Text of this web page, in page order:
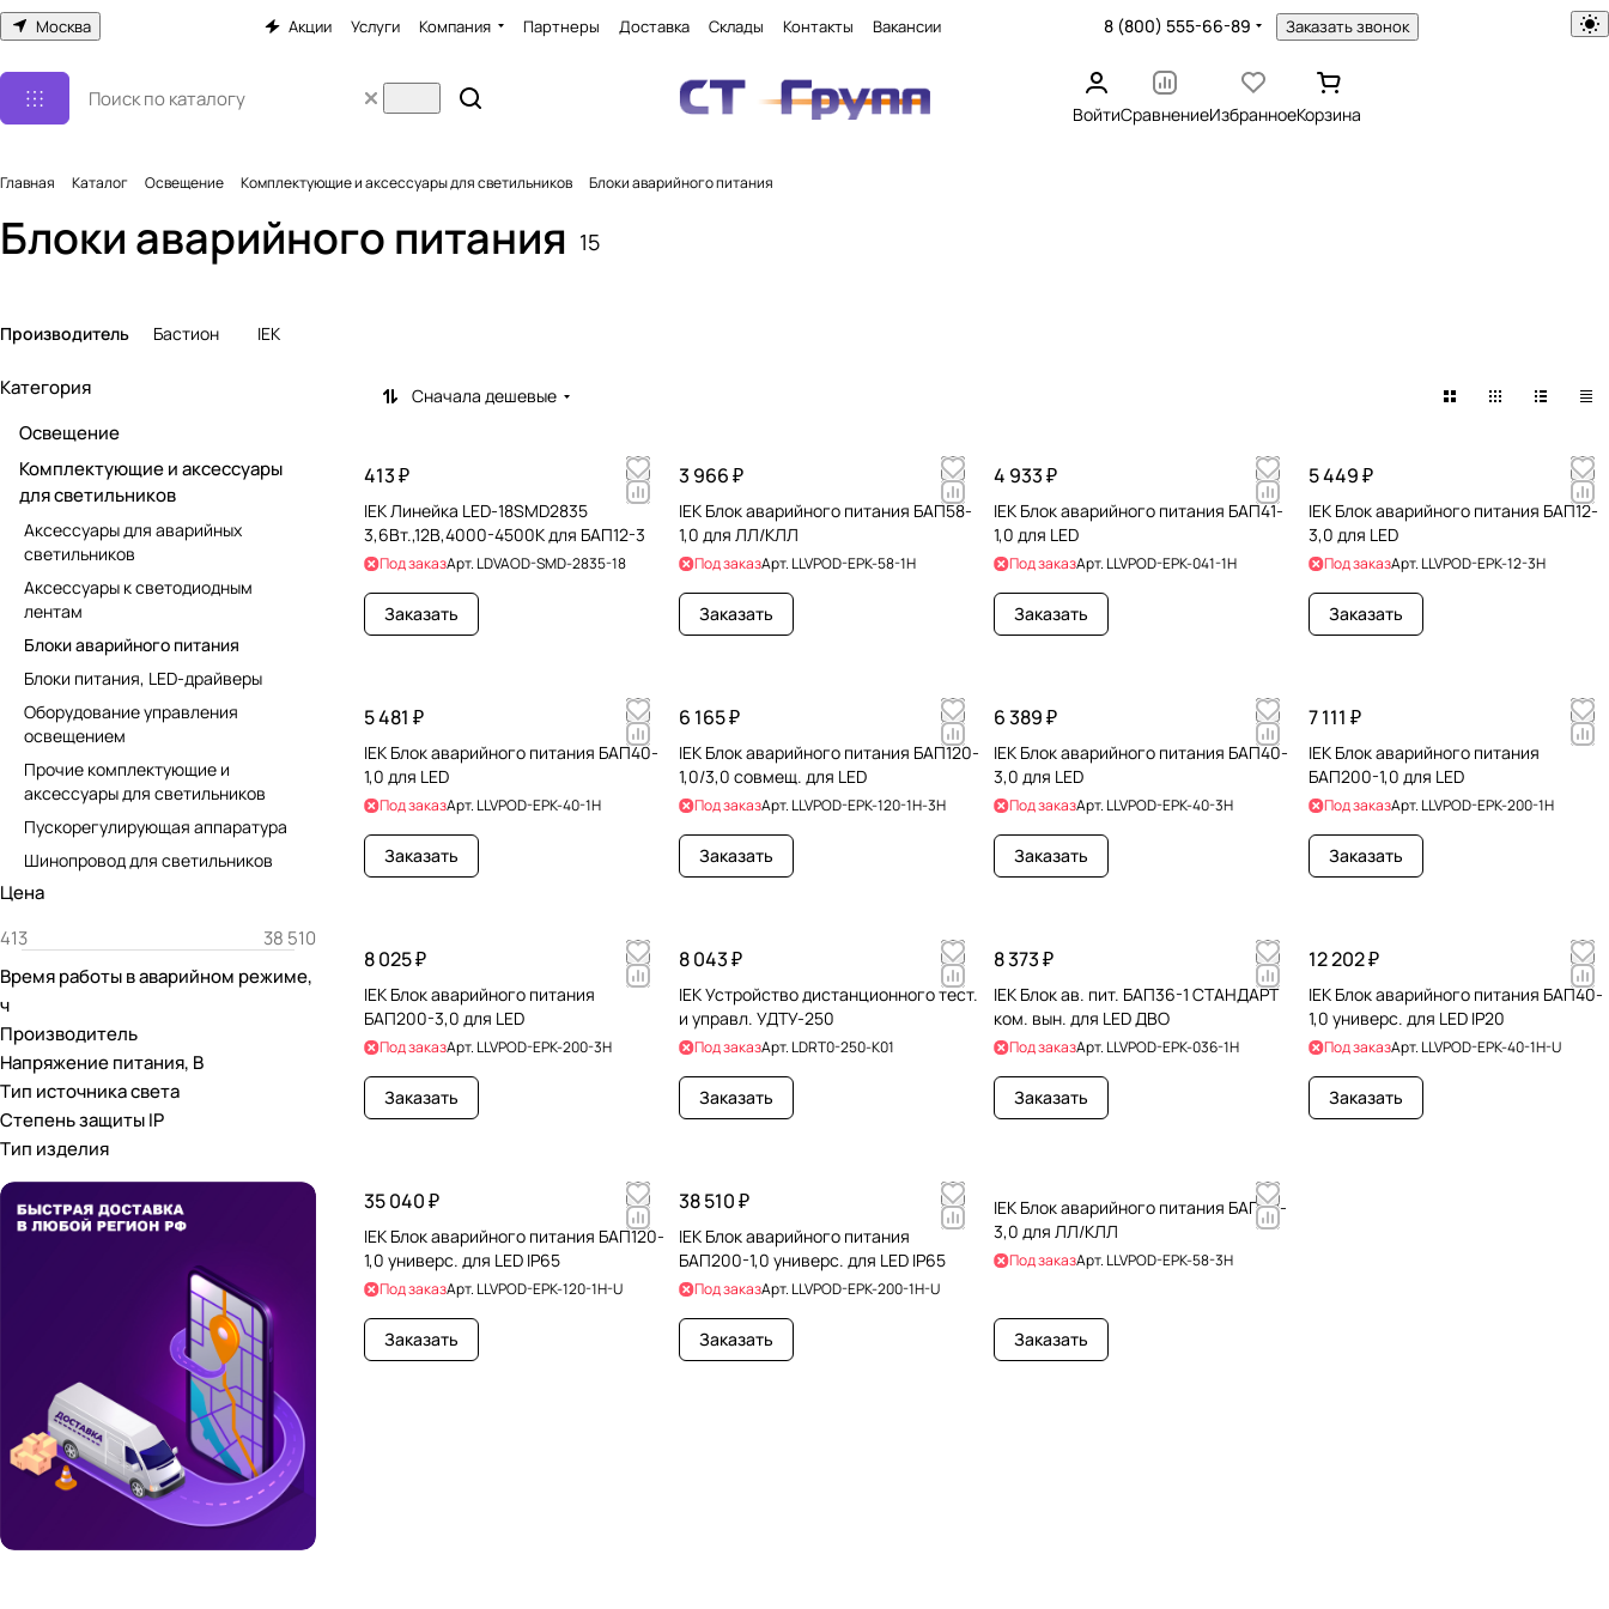
Москва Акции Услуги Компания Партнеры Доставка Склады Контакты Вакансии 8 (800) 555-66-89 Заказать звонок
ВойтиСравнениеИзбранноеКорзина
Главная Каталог Освещение Комплектующие и аксессуары для светильников Блоки аварийного питания
Блоки аварийного питания 15
Производитель Бастион IEK
Сначала дешевые
413 ₽
IEK Линейка LED-18SMD2835
3,6Вт.,12В,4000-4500K для БАП12-3
Под заказАрт. LDVAOD-SMD-2835-18
Заказать
3 966 ₽
IEK Блок аварийного питания БАП58-
1,0 для ЛЛ/КЛЛ
Под заказАрт. LLVPOD-EPK-58-1H
Заказать
4 933 ₽
IEK Блок аварийного питания БАП41-
1,0 для LED
Под заказАрт. LLVPOD-EPK-041-1H
Заказать
5 449 ₽
IEK Блок аварийного питания БАП12-
3,0 для LED
Под заказАрт. LLVPOD-EPK-12-3H
Заказать
5 481 ₽
IEK Блок аварийного питания БАП40-
1,0 для LED
Под заказАрт. LLVPOD-EPK-40-1H
Заказать
6 165 ₽
IEK Блок аварийного питания БАП120-
1,0/3,0 совмещ. для LED
Под заказАрт. LLVPOD-EPK-120-1H-3H
Заказать
6 389 ₽
IEK Блок аварийного питания БАП40-
3,0 для LED
Под заказАрт. LLVPOD-EPK-40-3H
Заказать
7 111 ₽
IEK Блок аварийного питания
БАП200-1,0 для LED
Под заказАрт. LLVPOD-EPK-200-1H
Заказать
8 025 ₽
IEK Блок аварийного питания
БАП200-3,0 для LED
Под заказАрт. LLVPOD-EPK-200-3H
Заказать
8 043 ₽
IEK Устройство дистанционного тест.
и управл. УДТУ-250
Под заказАрт. LDRT0-250-K01
Заказать
8 373 ₽
IEK Блок ав. пит. БАП36-1 СТАНДАРТ
ком. вын. для LED ДВО
Под заказАрт. LLVPOD-EPK-036-1H
Заказать
12 202 ₽
IEK Блок аварийного питания БАП40-
1,0 универс. для LED IP20
Под заказАрт. LLVPOD-EPK-40-1H-U
Заказать
35 040 ₽
IEK Блок аварийного питания БАП120-
1,0 универс. для LED IP65
Под заказАрт. LLVPOD-EPK-120-1H-U
Заказать
38 510 ₽
IEK Блок аварийного питания
БАП200-1,0 универс. для LED IP65
Под заказАрт. LLVPOD-EPK-200-1H-U
Заказать
IEK Блок аварийного питания БАП58-
3,0 для ЛЛ/КЛЛ
Под заказАрт. LLVPOD-EPK-58-3H
Заказать
Категория
Освещение
Комплектующие и аксессуары
для светильников
Аксессуары для аварийных
светильников
Аксессуары к светодиодным
лентам
Блоки аварийного питания
Блоки питания, LED-драйверы
Оборудование управления
освещением
Прочие комплектующие и
аксессуары для светильников
Пускорегулирующая аппаратура
Шинопровод для светильников
Цена
Время работы в аварийном режиме,
ч
Производитель
Напряжение питания, В
Тип источника света
Степень защиты IP
Тип изделия